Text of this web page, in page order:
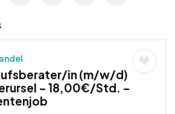
in (m/w/d)
– 18,00€/Std. –